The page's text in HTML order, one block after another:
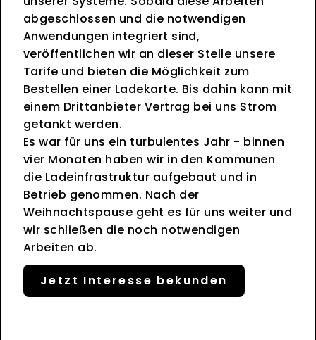
abgeschlossen und die notwendigen
Anwendungen integriert sind,
veröffentlichen wir an dieser Stelle unsere
Tarife und bieten die Möglichkeit zum
Bestellen einer Ladekarte. Bis dahin kann mit
einem Drittanbieter Vertrag bei uns Strom
getankt werden.
Es war für uns ein turbulentes Jahr - binnen
vier Monaten haben wir in den Kommunen
die Ladeinfrastruktur aufgebaut und in
Betrieb genommen. Nach der
Weihnachtspause geht es für uns weiter und
wir schließen die noch notwendigen
Arbeiten ab.
Jetzt Interesse bekunden